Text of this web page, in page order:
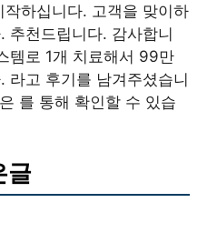
하십니다. 고객을 맞이하
추천드립니다. 감사합니
템로 1개 치료해서 99만
라고 후기를 남겨주셨습니
를 통해 확인할 수 있습
글